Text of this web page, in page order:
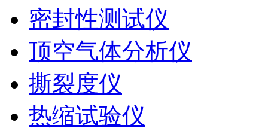
密封性测试仪
顶空气体分析仪
撕裂度仪
热缩试验仪